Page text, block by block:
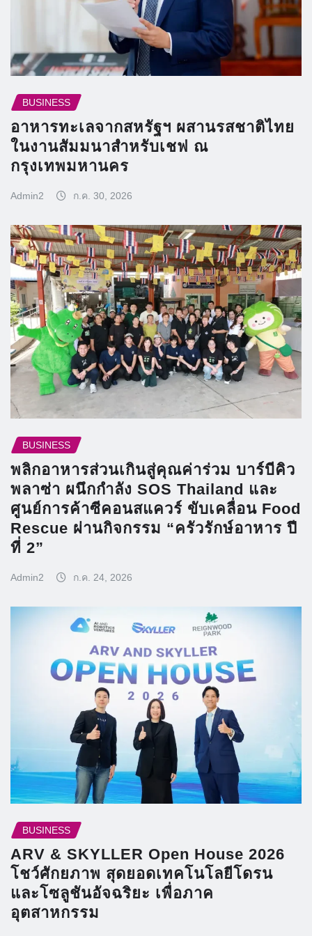
BUSINESS
อาหารทะเลจากสหรัฐฯ ผสานรสชาติไทย
ในงานสัมมนาสำหรับเชฟ ณ
กรุงเทพมหานคร
Admin2 ก.ค. 30, 2026
BUSINESS
พลิกอาหารส่วนเกินสู่คุณค่าร่วม บาร์บีคิว
พลาซ่า ผนึกกำลัง SOS Thailand และ
ศูนย์การค้าซีคอนสแควร์ ขับเคลื่อน Food
Rescue ผ่านกิจกรรม “ครัวรักษ์อาหาร ปี
ที่ 2”
Admin2 ก.ค. 24, 2026
BUSINESS
ARV & SKYLLER Open House 2026
โชว์ศักยภาพ สุดยอดเทคโนโลยีโดรน
และโซลูชันอัจฉริยะ เพื่อภาค
อุตสาหกรรม